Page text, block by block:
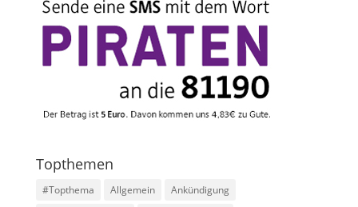
Topthemen
#Topthema Allgemein
Ankündigung